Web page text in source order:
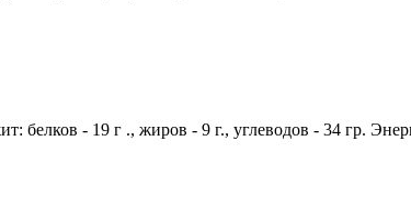
белков - 19 г ., жиров - 9 г., углеводов - 34 гр.